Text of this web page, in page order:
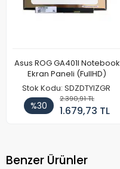
Asus ROG GA401I Notebook
Ekran Paneli (FullHD)
Stok Kodu: SDZDTYIZGR
%30
2.390,91 TL
1.679,73 TL
Benzer Ürünler